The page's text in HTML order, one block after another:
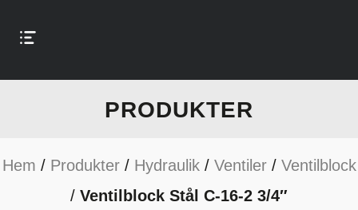
PRODUKTER
Hem / Produkter/ Hydraulik/ Ventiler/ Ventilblock
/ Ventilblock Stål C-16-2 3/4″